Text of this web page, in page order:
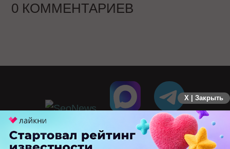
0 КОММЕНТАРИЕВ
X | Закрыть
ПЕРЕЙТИ НА ПОЛНУЮ ВЕРСИЮ
© SEOnews.ru Все права защищены. 2026